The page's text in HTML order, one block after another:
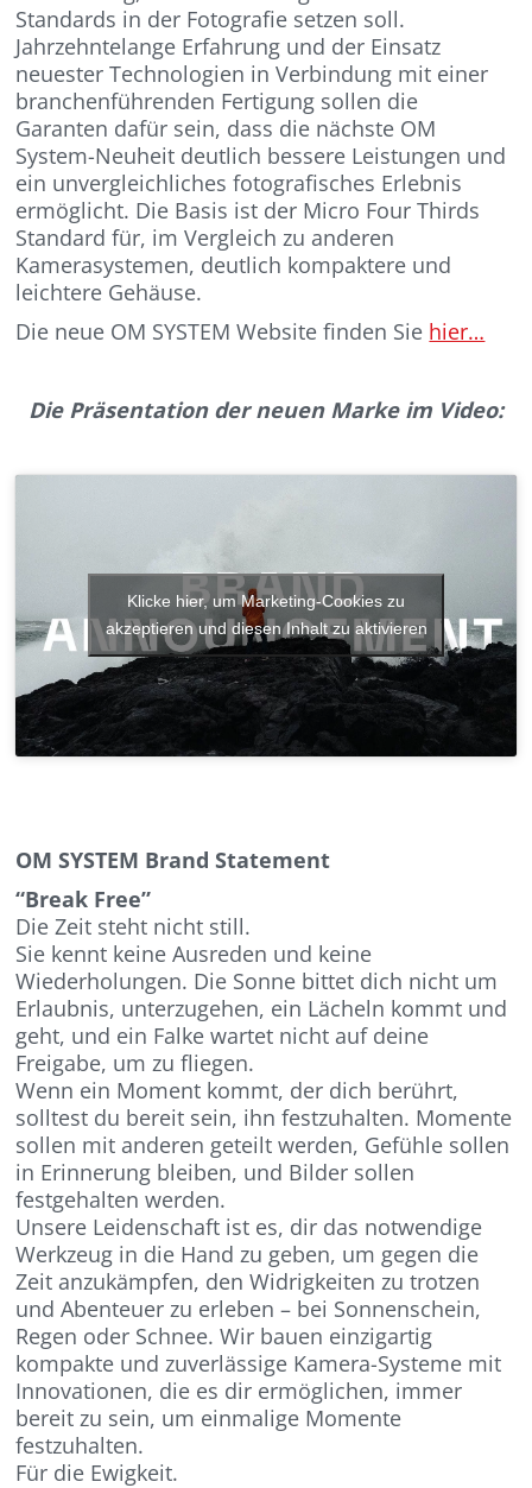
Standards in der Fotografie setzen soll.
Jahrzehntelange Erfahrung und der Einsatz
neuester Technologien in Verbindung mit einer
branchenführenden Fertigung sollen die
Garanten dafür sein, dass die nächste OM
System-Neuheit deutlich bessere Leistungen und
ein unvergleichliches fotografisches Erlebnis
ermöglicht. Die Basis ist der Micro Four Thirds
Standard für, im Vergleich zu anderen
Kamerasystemen, deutlich kompaktere und
leichtere Gehäuse.
Die neue OM SYSTEM Website finden Sie hier…
Die Präsentation der neuen Marke im Video:
Klicke hier, um Marketing-Cookies zu
akzeptieren und diesen Inhalt zu aktivieren
OM SYSTEM Brand Statement
“Break Free”
Die Zeit steht nicht still.
Sie kennt keine Ausreden und keine
Wiederholungen. Die Sonne bittet dich nicht um
Erlaubnis, unterzugehen, ein Lächeln kommt und
geht, und ein Falke wartet nicht auf deine
Freigabe, um zu fliegen.
Wenn ein Moment kommt, der dich berührt,
solltest du bereit sein, ihn festzuhalten. Momente
sollen mit anderen geteilt werden, Gefühle sollen
in Erinnerung bleiben, und Bilder sollen
festgehalten werden.
Unsere Leidenschaft ist es, dir das notwendige
Werkzeug in die Hand zu geben, um gegen die
Zeit anzukämpfen, den Widrigkeiten zu trotzen
und Abenteuer zu erleben – bei Sonnenschein,
Regen oder Schnee. Wir bauen einzigartig
kompakte und zuverlässige Kamera-Systeme mit
Innovationen, die es dir ermöglichen, immer
bereit zu sein, um einmalige Momente
festzuhalten.
Für die Ewigkeit.